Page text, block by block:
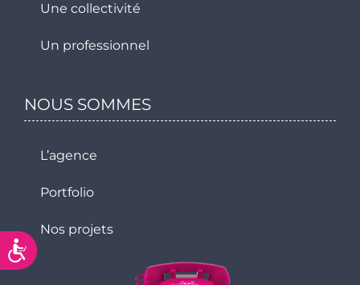
Accessibilité
Une collectivité
Un professionnel
NOUS SOMMES
L’agence
Portfolio
Nos projets